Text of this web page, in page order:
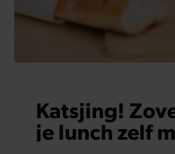
Katsjing!
je lunch zelf